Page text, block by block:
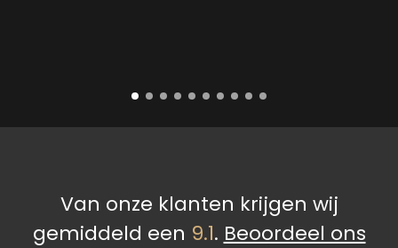
Van onze klanten krijgen wij
gemiddeld een 9.1. Beoordeel ons